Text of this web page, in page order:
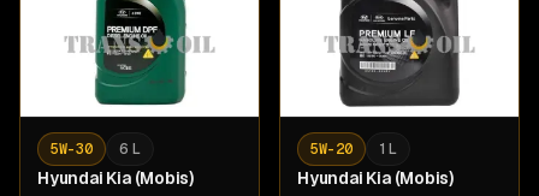
5W-30 6 L
Hyundai Kia (Mobis)
5W-20 1 L
Hyundai Kia (Mobis)